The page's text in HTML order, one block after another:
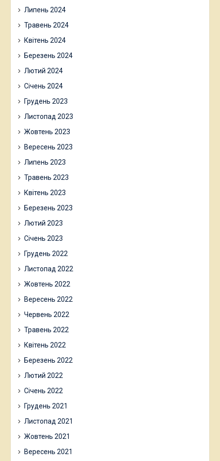
Липень 2024
Травень 2024
Квітень 2024
Березень 2024
Лютий 2024
Січень 2024
Грудень 2023
Листопад 2023
Жовтень 2023
Вересень 2023
Липень 2023
Травень 2023
Квітень 2023
Березень 2023
Лютий 2023
Січень 2023
Грудень 2022
Листопад 2022
Жовтень 2022
Вересень 2022
Червень 2022
Травень 2022
Квітень 2022
Березень 2022
Лютий 2022
Січень 2022
Грудень 2021
Листопад 2021
Жовтень 2021
Вересень 2021